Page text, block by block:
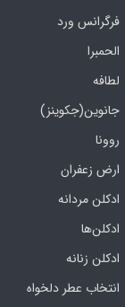
فرگرانس ورد
الحمبرا
لطافه
جانوین(جکوینز)
روونا
ارض زعفران
ادکلن مردانه
ادکلن‌ها
ادکلن زنانه
انتخاب عطر دلخواه